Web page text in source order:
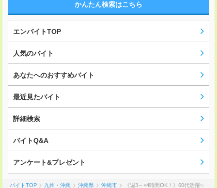
かんたん検索はこちら
エンバイトTOP
人気のバイト
あなたへのおすすめバイト
最近見たバイト
詳細検索
バイトQ&A
アンケート&プレゼント
バイトTOP 九州・沖縄 沖縄県 沖縄市 《週3～×4時間OK！》60代活躍✨